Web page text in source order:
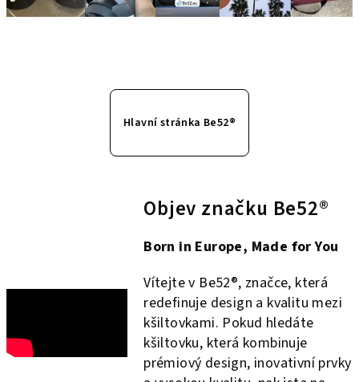
Hlavní stránka Be52®
Objev značku Be52®
Born in Europe, Made for You
Vítejte v Be52®, značce, která
redefinuje design a kvalitu mezi
kšiltovkami. Pokud hledáte
kšiltovku, která kombinuje
prémiový design, inovativní prvky